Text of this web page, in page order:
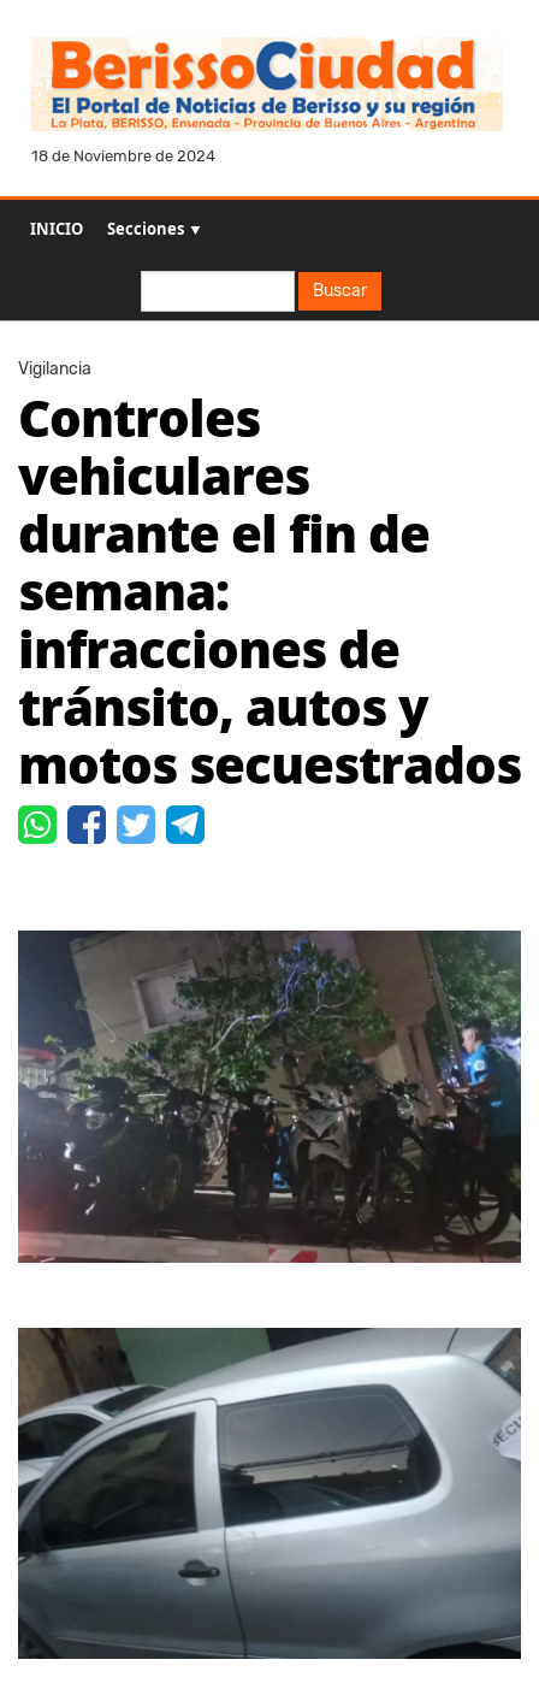
18 de Noviembre de 2024
INICIO Secciones ▼
Buscar
Vigilancia
Controles
vehiculares
durante el fin de
semana:
infracciones de
tránsito, autos y
motos secuestrados